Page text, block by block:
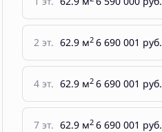
2 эт. 62.9 м2 6 690 001 руб.
4 эт. 62.9 м2 6 690 001 руб.
7 эт. 62.9 м2 6 690 001 руб.